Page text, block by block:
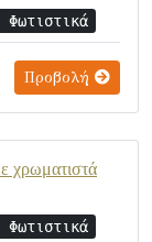
Φωτιστικά
Προβολή
χρωματιστά
Φωτιστικά